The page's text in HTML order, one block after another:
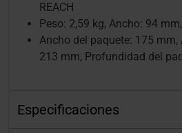
REACH
Peso: 2,59 kg, Ancho: 94
Ancho del paquete: 175 mm,
213 mm, Profundidad del
Especificaciones